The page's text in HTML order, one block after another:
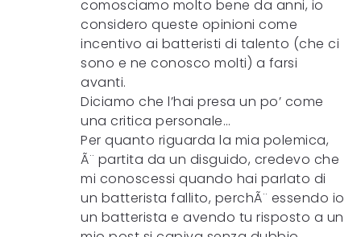
comosciamo molto bene da anni, io
considero queste opinioni come
incentivo ai batteristi di talento (che ci
sono e ne conosco molti) a farsi
avanti.
Diciamo che l’hai presa un po’ come
una critica personale…
Per quanto riguarda la mia polemica,
Ã¨ partita da un disguido, credevo che
mi conoscessi quando hai parlato di
un batterista fallito, perchÃ¨ essendo io
un batterista e avendo tu risposto a un